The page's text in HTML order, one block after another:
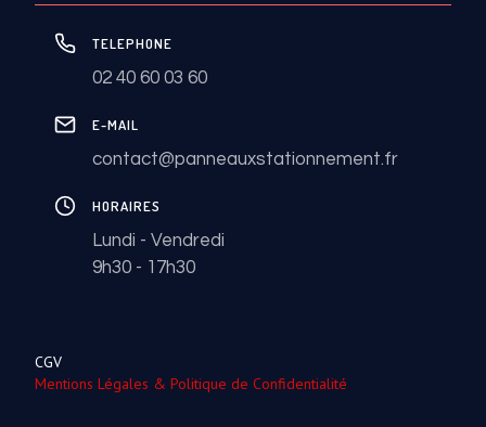
TELEPHONE
02 40 60 03 60
E-MAIL
contact@panneauxstationnement.fr
HORAIRES
Lundi - Vendredi
9h30 - 17h30
CGV
Mentions Légales & Politique de Confidentialité